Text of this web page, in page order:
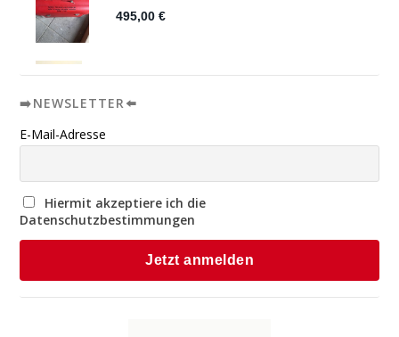
➡️NEWSLETTER⬅️
E-Mail-Adresse
Hiermit akzeptiere ich die
Datenschutzbestimmungen